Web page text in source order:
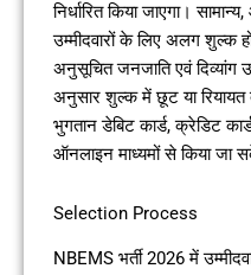
निर्धारित किया जाएगा।
उम्मीदवारों के लिए अलग शुल्क
अनुसूचित जनजाति एवं दिव्यांग
अनुसार शुल्क में छूट या
भुगतान डेबिट कार्ड, क्रेडिट
ऑनलाइन माध्यमों से किया जा
Selection Process
NBEMS भर्ती 2026 में